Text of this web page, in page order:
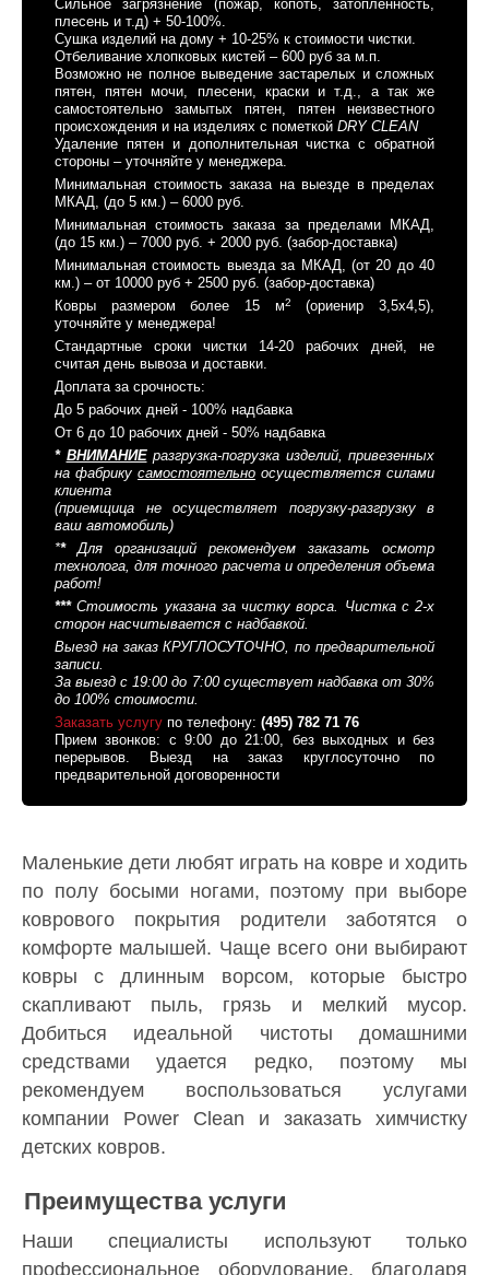
Сильное загрязнение (пожар, копоть, затопленность,
плесень и т.д) + 50-100%.
Сушка изделий на дому + 10-25% к стоимости чистки.
Отбеливание хлопковых кистей – 600 руб за м.п.
Возможно не полное выведение застарелых и сложных
пятен, пятен мочи, плесени, краски и т.д., а так же
самостоятельно замытых пятен, пятен неизвестного
происхождения и на изделиях с пометкой DRY CLEAN
Удаление пятен и дополнительная чистка с обратной
стороны – уточняйте у менеджера.
Минимальная стоимость заказа на выезде в пределах
МКАД, (до 5 км.) – 6000 руб.
Минимальная стоимость заказа за пределами МКАД,
(до 15 км.) – 7000 руб. + 2000 руб. (забор-доставка)
Минимальная стоимость выезда за МКАД, (от 20 до 40
км.) – от 10000 руб + 2500 руб. (забор-доставка)
Ковры размером более 15 м2
(ориенир 3,5x4,5),
уточняйте у менеджера!
Стандартные сроки чистки 14-20 рабочих дней, не
считая день вывоза и доставки.
Доплата за срочность:
До 5 рабочих дней - 100% надбавка
От 6 до 10 рабочих дней - 50% надбавка
* ВНИМАНИЕразгрузка-погрузка изделий, привезенных
на фабрику самостоятельно осуществляется силами
клиента
(приемщица не осуществляет погрузку-разгрузку в
ваш автомобиль)
**Для организаций рекомендуем заказать осмотр
технолога, для точного расчета и определения объема
работ!
***Стоимость указана за чистку ворса. Чистка с 2-х
сторон насчитывается с надбавкой.
Выезд на заказ КРУГЛОСУТОЧНО, по предварительной
записи.
За выезд с 19:00 до 7:00 существует надбавка от 30%
до 100% стоимости.
Заказать услугу по телефону: (495) 782 71 76
Прием звонков: с 9:00 до 21:00, без выходных и без
перерывов. Выезд на заказ круглосуточно по
предварительной договоренности
Маленькие дети любят играть на ковре и ходить
по полу босыми ногами, поэтому при выборе
коврового покрытия родители заботятся о
комфорте малышей. Чаще всего они выбирают
ковры с длинным ворсом, которые быстро
скапливают пыль, грязь и мелкий мусор.
Добиться идеальной чистоты домашними
средствами удается редко, поэтому мы
рекомендуем воспользоваться услугами
компании Power Clean и заказать химчистку
детских ковров.
Преимущества услуги
Наши специалисты используют только
профессиональное оборудование, благодаря